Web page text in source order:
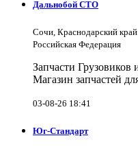
Дальнобой СТО
Сочи, Краснодарский край
Российская Федерация
Запчасти
Магазин запчастей
03-08-26 18:41
Юг-Стандарт